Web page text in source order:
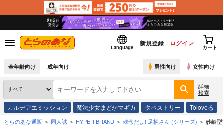
Language
新規登録 ログイン
カート
全年齢向け 成年向け 男性向け 女性向け
詳細
検索
カルデアエミッション 魔法少女まどかマギカ タペストリー Toloveる
とらのあな通販 同人誌 HYPER BRAND 残念だよ!!足柄さん (シリーズ) 妙齢